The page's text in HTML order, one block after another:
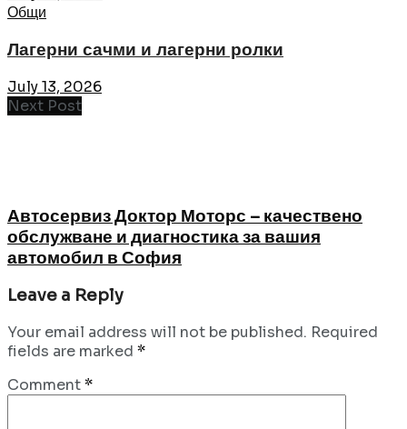
Общи
Лагерни сачми и лагерни ролки
July 13, 2026
Next Post
Автосервиз Доктор Моторс – качествено
обслужване и диагностика за вашия
автомобил в София
Leave a Reply
Your email address will not be published. Required
fields are marked *
Comment*